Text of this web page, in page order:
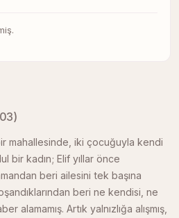
mahallesinde, iki çocuğuyla kendi
bir kadın; Elif yıllar önce
beri ailesini tek başına
beri ne kendisi, ne
alamamış. Artık yalnızlığa alışmış,